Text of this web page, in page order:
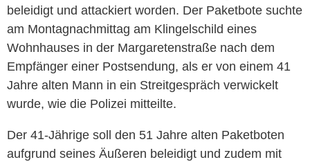
beleidigt und attackiert worden. Der Paketbote suchte
am Montagnachmittag am Klingelschild eines
Wohnhauses in der Margaretenstraße nach dem
Empfänger einer Postsendung, als er von einem 41
Jahre alten Mann in ein Streitgespräch verwickelt
wurde, wie die Polizei mitteilte.
Der 41-Jährige soll den 51 Jahre alten Paketboten
aufgrund seines Äußeren beleidigt und zudem mit